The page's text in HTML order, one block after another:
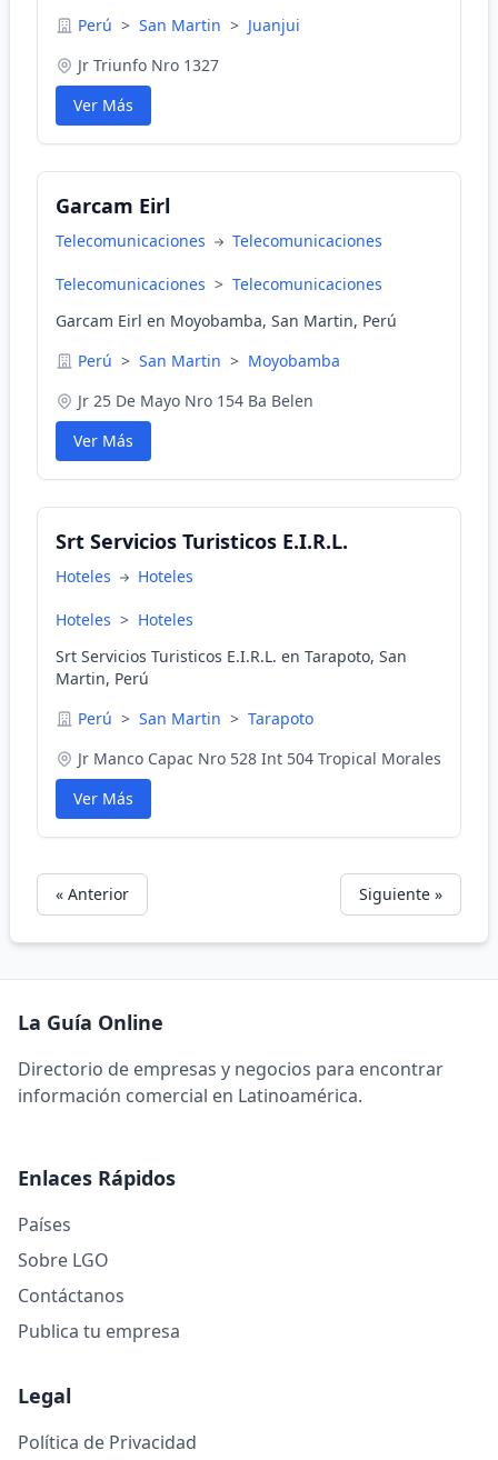
Perú > San Martin > Juanjui
Jr Triunfo Nro 1327
Ver Más
Garcam Eirl
Telecomunicaciones Telecomunicaciones
Telecomunicaciones > Telecomunicaciones
Garcam Eirl en Moyobamba, San Martin, Perú
Perú > San Martin > Moyobamba
Jr 25 De Mayo Nro 154 Ba Belen
Ver Más
Srt Servicios Turisticos E.I.R.L.
Hoteles Hoteles
Hoteles > Hoteles
Srt Servicios Turisticos E.I.R.L. en Tarapoto, San
Martin, Perú
Perú > San Martin > Tarapoto
Jr Manco Capac Nro 528 Int 504 Tropical Morales
Ver Más
« Anterior Siguiente »
La Guía Online
Directorio de empresas y negocios para encontrar
información comercial en Latinoamérica.
Enlaces Rápidos
Países
Sobre LGO
Contáctanos
Publica tu empresa
Legal
Política de Privacidad